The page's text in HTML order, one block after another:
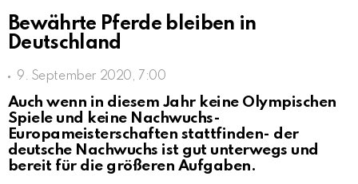
Bewährte Pferde bleiben in
Deutschland
9. September 2020, 7:00
Auch wenn in diesem Jahr keine Olympischen
Spiele und keine Nachwuchs-
Europameisterschaften stattfinden- der
deutsche Nachwuchs ist gut unterwegs und
bereit für die größeren Aufgaben.